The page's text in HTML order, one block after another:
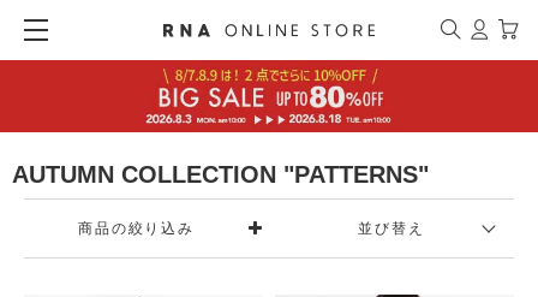
AUTUMN COLLECTION "PATTERNS"
商品の絞り込み 並び替え